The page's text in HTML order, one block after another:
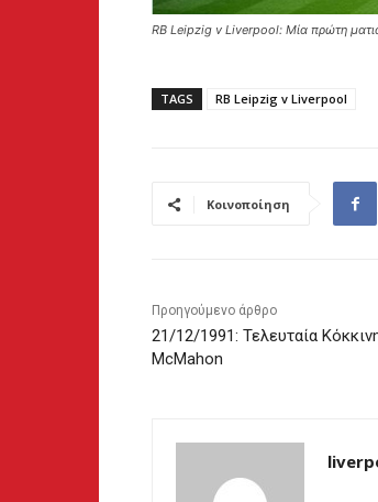
RB Leipzig v Liverpool: Μία πρώτη
TAGS RB Leipzig v Liverpool
Κοινοποίηση
Προηγούμενο άρθρο
21/12/1991: Τελευταία
McMahon